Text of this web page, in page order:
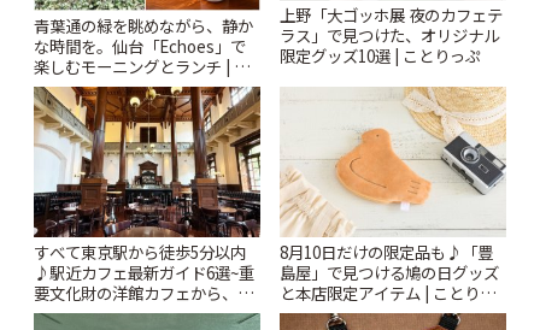
青葉通の緑を眺めながら、静か
な時間を。仙台「Echoes」で
楽しむモーニングとランチ | こ
とりっぷ
上野「大ゴッホ展 夜のカフェテ
ラス」で見つけた、オリジナル
限定グッズ10選 | ことりっぷ
すべて東京駅から徒歩5分以内
♪駅近カフェ最新ガイド6選~重
要文化財の洋館カフェから、改
札すぐのレトロ喫茶まで~ | こと
8月10日だけの限定品も♪「豊
島屋」で見つける鳩の日グッズ
と本店限定アイテム | ことりっ
ぷ